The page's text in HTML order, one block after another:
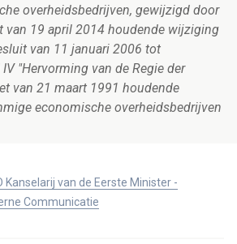
overheidsbedrijven, gewijzigd door
van 19 april 2014 houdende wijziging
van 11 januari 2006 tot
"Hervorming van de Regie der
van 21 maart 1991 houdende
economische overheidsbedrijven
Kanselarij van de Eerste Minister -
Communicatie